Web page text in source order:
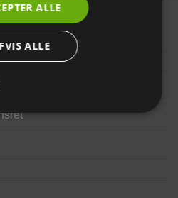
ALLE
ALLE